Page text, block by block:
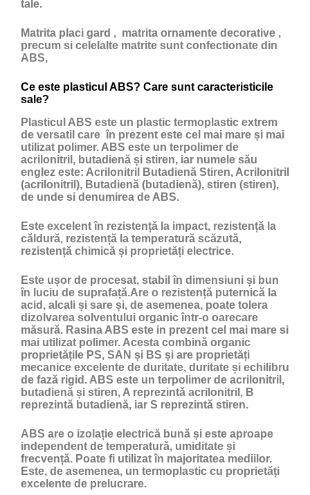
tale.
Matrita placi gard , matrita ornamente decorative ,
precum si celelalte matrite sunt confectionate din
ABS,
Ce este plasticul ABS? Care sunt caracteristicile
sale?
Plasticul ABS este un plastic termoplastic extrem
de versatil care în prezent este cel mai mare și mai
utilizat polimer. ABS este un terpolimer de
acrilonitril, butadienă și stiren, iar numele său
englez este: Acrilonitril Butadienă Stiren, Acrilonitril
(acrilonitril), Butadienă (butadienă), stiren (stiren),
de unde si denumirea de ABS.
Este excelent în rezistență la impact, rezistență la
căldură, rezistență la temperatură scăzută,
rezistență chimică și proprietăți electrice.
Este ușor de procesat, stabil în dimensiuni și bun
în luciu de suprafață.Are o rezistență puternică la
acid, alcali și sare și, de asemenea, poate tolera
dizolvarea solventului organic într-o oarecare
măsură. Rasina ABS este in prezent cel mai mare si
mai utilizat polimer. Acesta combină organic
proprietățile PS, SAN și BS și are proprietăți
mecanice excelente de duritate, duritate și echilibru
de fază rigid. ABS este un terpolimer de acrilonitril,
butadienă și stiren, A reprezintă acrilonitril, B
reprezintă butadienă, iar S reprezintă stiren.
ABS are o izolație electrică bună și este aproape
independent de temperatură, umiditate și
frecvență. Poate fi utilizat în majoritatea mediilor.
Este, de asemenea, un termoplastic cu proprietăți
excelente de prelucrare.